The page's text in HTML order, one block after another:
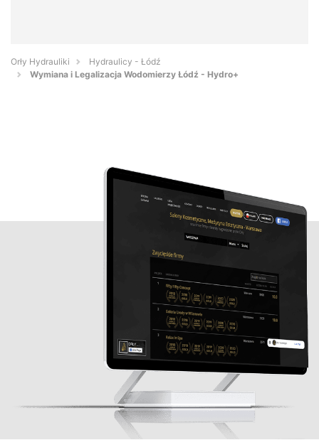
Orły Hydrauliki
Hydraulicy - Łódź
Wymiana i Legalizacja Wodomierzy Łódź - Hydro+